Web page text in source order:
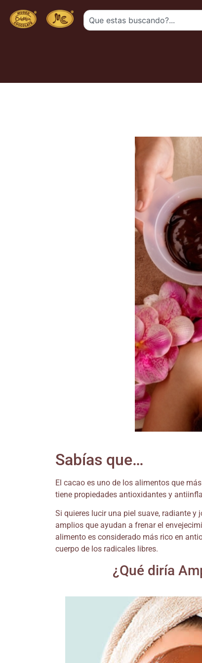
Sabías que…
El cacao es uno de los alimentos que
tiene propiedades antioxidantes y
Si quieres lucir una piel suave, radiante y
amplios que ayudan a frenar el
alimento es considerado más rico en
cuerpo de los radicales libres.
¿Qué diría